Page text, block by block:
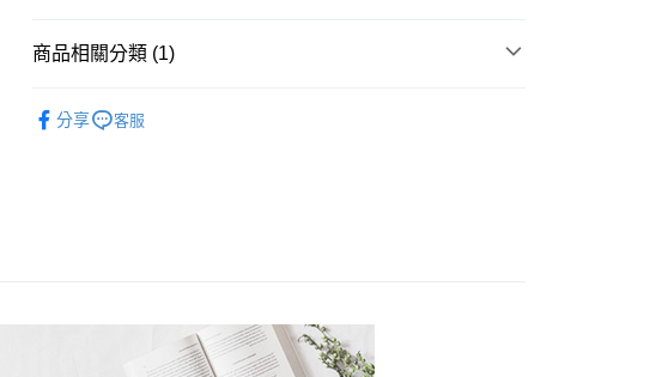
宅配
每筆NT$200，滿NT$99,999(含以上)免運費
商品相關分類 (1)
分享
客服